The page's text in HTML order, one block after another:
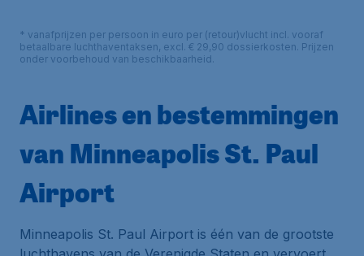
* vanafprijzen per persoon in euro per (retour)vlucht incl. vooraf
betaalbare luchthaventaksen, excl. € 29,90 dossierkosten. Prijzen
onder voorbehoud van beschikbaarheid.
Airlines en bestemmingen
van Minneapolis St. Paul
Airport
Minneapolis St. Paul Airport is één van de grootste